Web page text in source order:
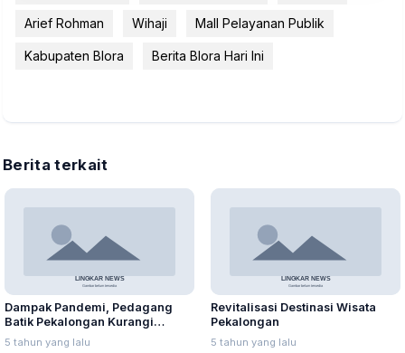
Arief Rohman Wihaji Mall Pelayanan Publik
Kabupaten Blora Berita Blora Hari Ini
Berita terkait
Dampak Pandemi, Pedagang
Batik Pekalongan Kurangi
Karyawan hingga Tutup Toko
5 tahun yang lalu
Revitalisasi Destinasi Wisata
Pekalongan
5 tahun yang lalu